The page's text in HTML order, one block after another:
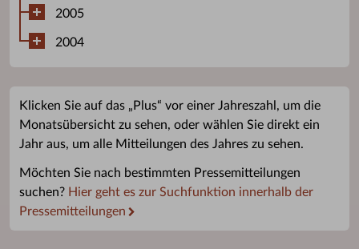
2005
2004
Klicken Sie auf das „Plus“ vor einer Jahreszahl, um die
Monatsübersicht zu sehen, oder wählen Sie direkt ein
Jahr aus, um alle Mitteilungen des Jahres zu sehen.
Möchten Sie nach bestimmten Pressemitteilungen
suchen? Hier geht es zur Suchfunktion innerhalb der
Pressemitteilungen